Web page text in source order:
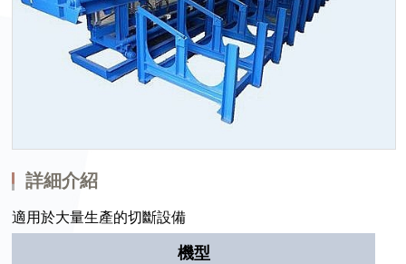
詳細介紹
適用於大量生產的切斷設備
機型